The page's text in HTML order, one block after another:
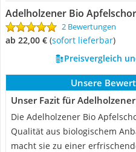
Adelholzener Bio
2 Bewertungen
ab 22,00 € ( Sofort lieferbar)
Preisvergleich
Unsere
Unser Fazit für
Die Adelholzener Bio
Qualität aus biologischem
macht sie zu einer